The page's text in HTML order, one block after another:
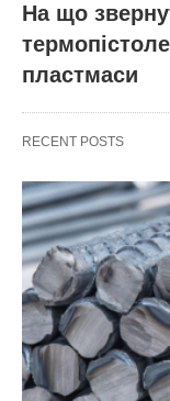
На що
пластмаси
RECENT POSTS